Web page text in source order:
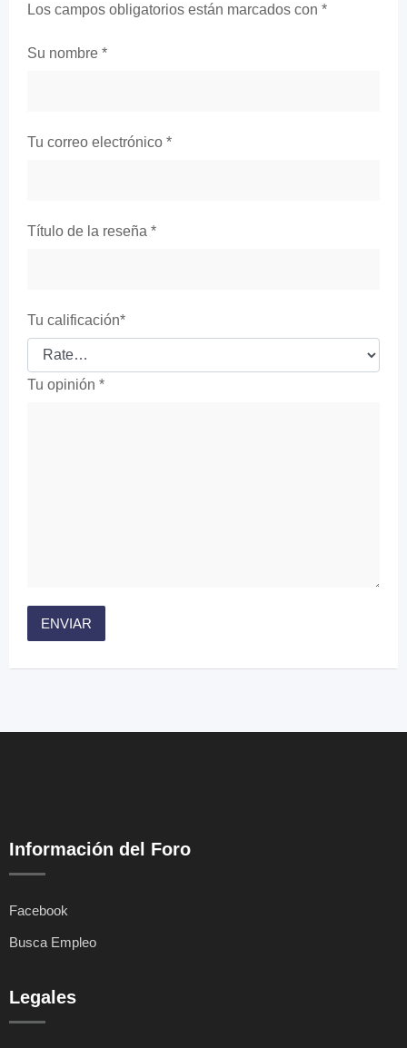
Los campos obligatorios están marcados con *
Su nombre *
Tu correo electrónico *
Título de la reseña *
Tu calificación*
Tu opinión *
Información del Foro
Facebook
Busca Empleo
Legales